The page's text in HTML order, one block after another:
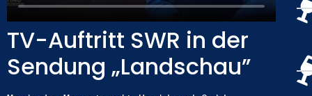
TV-Auftritt SWR in der
Sendung „Landschau”